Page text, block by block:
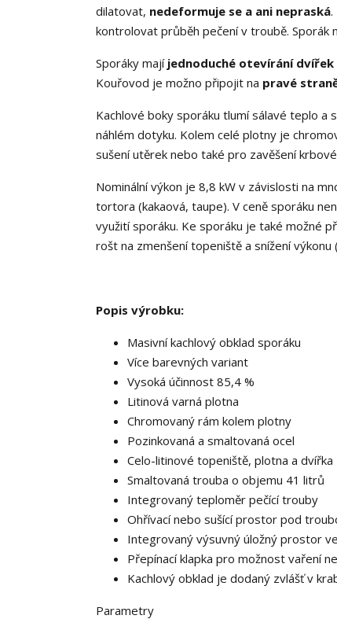
dilatovat, nedeformuje se a ani nepraská.
kontrolovat průběh pečení v troubě. Sporák
Sporáky mají jednoduché otevírání dvířek
Kouřovod je možno připojit na pravé
Kachlové boky sporáku tlumí sálavé teplo
náhlém dotyku. Kolem celé plotny je
sušení utěrek nebo také pro zavěšení
Nominální výkon je 8,8 kW v závislosti na
tortora (kakaová, taupe). V ceně sporáku
využití sporáku. Ke sporáku je také možné
rošt na zmenšení topeniště a snížení
Popis výrobku:
Masivní kachlový obklad sporáku
Více barevných variant
Vysoká účinnost 85,4 %
Litinová varná plotna
Chromovaný rám kolem plotny
Pozinkovaná a smaltovaná ocel
Celo-litinové topeniště, plotna a dvířka
Smaltovaná trouba o objemu 41 litrů
Integrovaný teploměr pečící trouby
Ohřívací nebo sušící prostor pod
Integrovaný výsuvný úložný prostor
Přepínací klapka pro možnost vaření
Kachlový obklad je dodaný zvlášť v
Parametry